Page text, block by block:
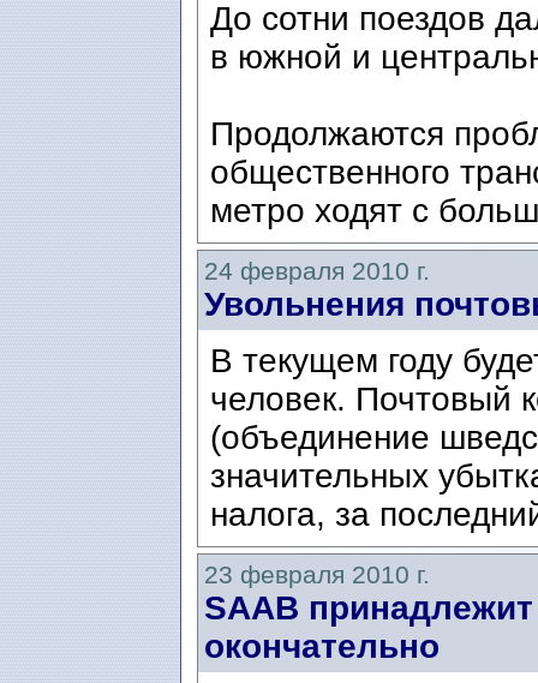
До сотни поездов
в южной и
Продолжаются
общественного
метро ходят с
24 февраля 2010 г.
Увольнения
В текущем году
человек. Почтовый
(объединение
значительных
налога, за
23 февраля 2010 г.
SAAB
окончательно